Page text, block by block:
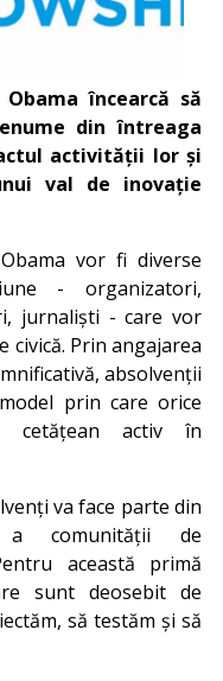
încearcă să
din întreaga
activității lor și
val de inovație
vor fi diverse
- organizatori,
jurnaliști - care vor
civică. Prin angajarea
absolvenții
prin care orice
cetățean activ în
va face parte din
a comunității de
această primă
sunt deosebit de
să testăm și să